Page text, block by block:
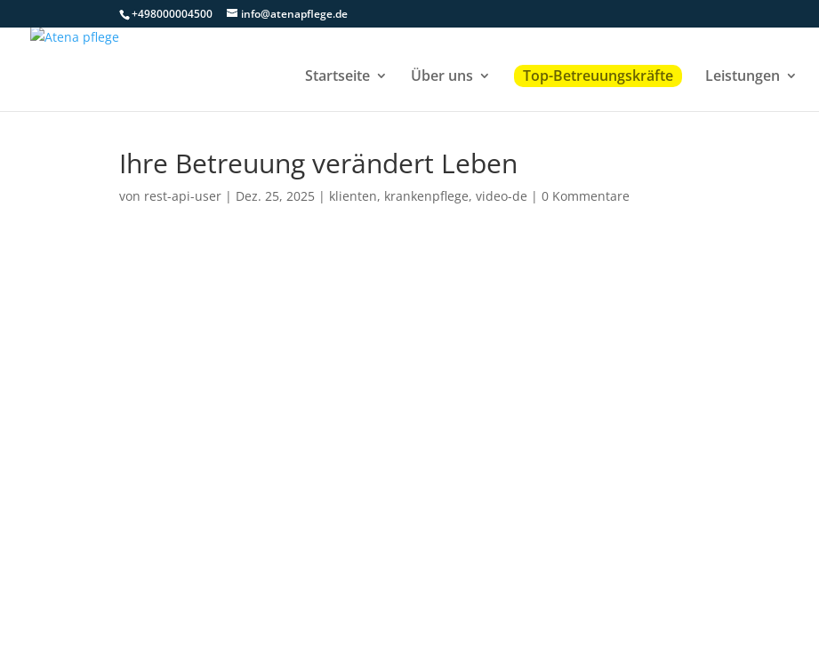
+498000004500 info@atenapflege.de
Startseite Über uns Top-Betreuungskräfte Leistungen
Ihre Betreuung verändert Leben
von rest-api-user | Dez. 25, 2025 | klienten, krankenpflege,video-de |0 Kommentare